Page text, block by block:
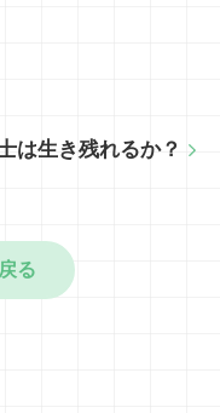
は生き残れるか？
る